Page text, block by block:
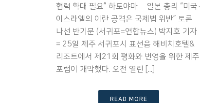
협력 확대 필요” 하토야마 前일본 총리 “미국·
이스라엘의 이란 공격은 국제법 위반” 토론
나선 반기문 (서귀포=연합뉴스) 박지호 기자
= 25일 제주 서귀포시 표선읍 해비치호텔&
리조트에서 제21회 평화와 번영을 위한 제주
포럼이 개막했다. 오전 열린 [...]
READ MORE